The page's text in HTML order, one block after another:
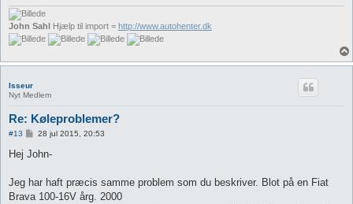
John Sahl Hjælp til import = http://www.autohenter.dk
Isseur
Nyt Medlem
Re: Køleproblemer?
#13
d
g
28 jul 2015, 20:53
Hej John-
Jeg har haft præcis samme problem som du beskriver. Blot på en Fiat
Brava 100-16V årg. 2000